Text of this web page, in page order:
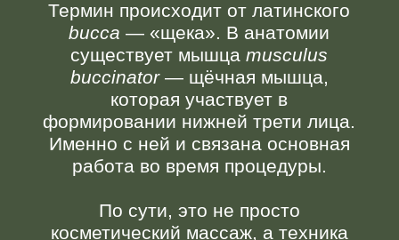
Как появилась методика
Современный буккальный массаж
невозможно представить без
французского специалиста по работе
сформулировала идею, которая
сегодня лежит в основе метода: лицо